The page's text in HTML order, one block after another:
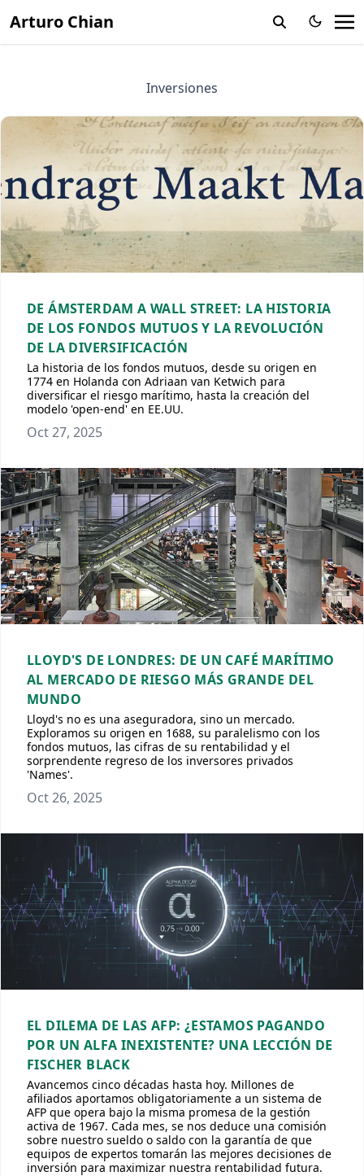
Arturo Chian
Inversiones
DE ÁMSTERDAM A WALL STREET: LA HISTORIA
DE LOS FONDOS MUTUOS Y LA REVOLUCIÓN
DE LA DIVERSIFICACIÓN
La historia de los fondos mutuos, desde su origen en
1774 en Holanda con Adriaan van Ketwich para
diversificar el riesgo marítimo, hasta la creación del
modelo 'open-end' en EE.UU.
Oct 27, 2025
LLOYD'S DE LONDRES: DE UN CAFÉ MARÍTIMO
AL MERCADO DE RIESGO MÁS GRANDE DEL
MUNDO
Lloyd's no es una aseguradora, sino un mercado.
Exploramos su origen en 1688, su paralelismo con los
fondos mutuos, las cifras de su rentabilidad y el
sorprendente regreso de los inversores privados
'Names'.
Oct 26, 2025
EL DILEMA DE LAS AFP: ¿ESTAMOS PAGANDO
POR UN ALFA INEXISTENTE? UNA LECCIÓN DE
FISCHER BLACK
Avancemos cinco décadas hasta hoy. Millones de
afiliados aportamos obligatoriamente a un sistema de
AFP que opera bajo la misma promesa de la gestión
activa de 1967. Cada mes, se nos deduce una comisión
sobre nuestro sueldo o saldo con la garantía de que
equipos de expertos tomarán las mejores decisiones de
inversión para maximizar nuestra rentabilidad futura.